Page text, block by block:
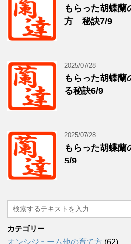
もらった胡蝶蘭
方 秘訣7/9
2025/07/28
もらった胡蝶蘭
る秘訣6/9
2025/07/28
もらった胡蝶
5/9
カテゴリー
オンシジューム他の育て方 (62)